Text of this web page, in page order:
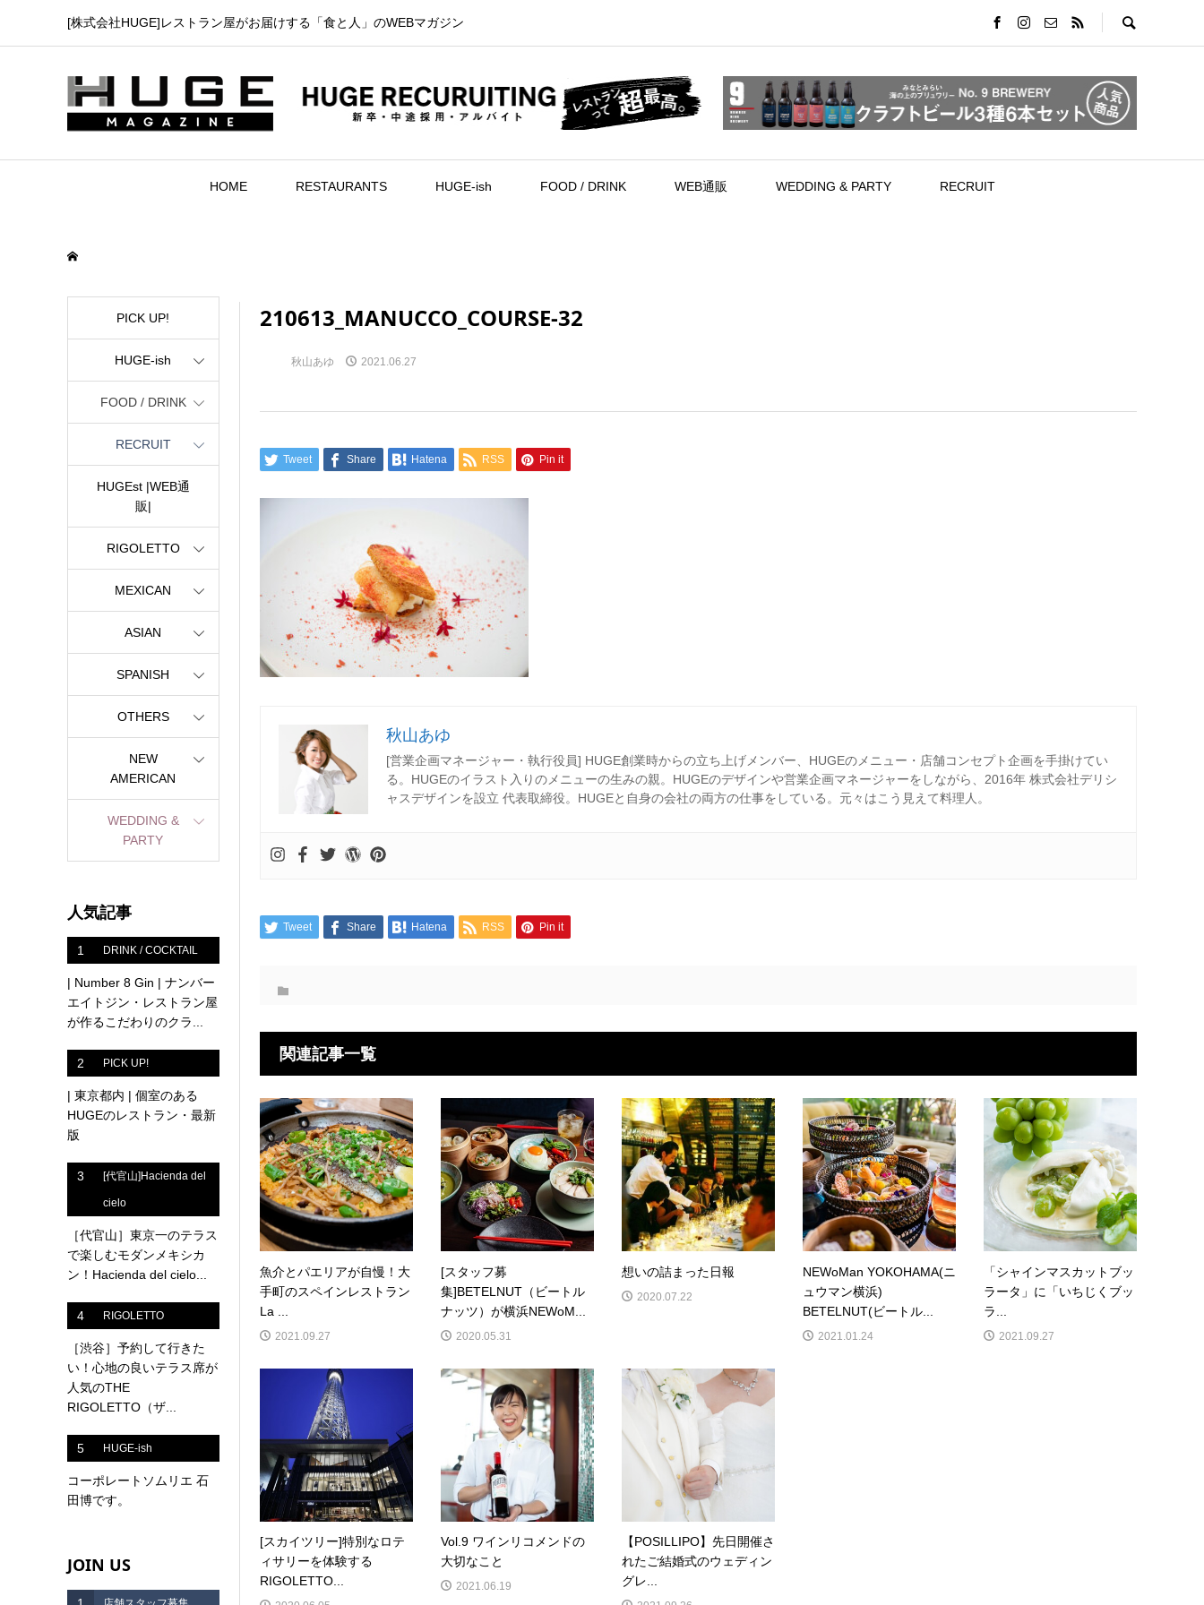
[株式会社HUGE]レストラン屋がお届けする「食と人」のWEBマガジン
HOME RESTAURANTS HUGE-ish FOOD / DRINK WEB通販 WEDDING & PARTY RECRUIT
210613_MANUCCO_COURSE-32
秋山あゆ 2021.06.27
Tweet Share Hatena RSS Pin it
秋山あゆ
[営業企画マネージャー・執行役員] HUGE創業時からの立ち上げメンバー、HUGEのメニュー・店舗コンセプト企画を手掛けてい
る。HUGEのイラスト入りのメニューの生みの親。HUGEのデザインや営業企画マネージャーをしながら、2016年 株式会社デリシ
ャスデザインを設立 代表取締役。HUGEと自身の会社の両方の仕事をしている。元々はこう見えて料理人。
Tweet Share Hatena RSS Pin it
関連記事一覧
魚介とパエリアが自慢！大
手町のスペインレストラン
La ...
2021.09.27
[スタッフ募
集]BETELNUT（ビートル
ナッツ）が横浜NEWoM...
2020.05.31
想いの詰まった日報
2020.07.22
NEWoMan YOKOHAMA(ニ
ュウマン横浜)
BETELNUT(ビートル...
2021.01.24
「シャインマスカットブッ
ラータ」に「いちじくブッ
ラ...
2021.09.27
[スカイツリー]特別なロテ
ィサリーを体験する
RIGOLETTO...
Vol.9 ワインリコメンドの
大切なこと
2021.06.19
【POSILLIPO】先日開催さ
れたご結婚式のウェディン
グレ...
PICK UP!
HUGE-ish
FOOD / DRINK
RECRUIT
HUGEst |WEB通
販|
RIGOLETTO
MEXICAN
ASIAN
SPANISH
OTHERS
NEW
AMERICAN
WEDDING &
PARTY
人気記事
1 DRINK / COCKTAIL
| Number 8 Gin | ナンバー
エイトジン・レストラン屋
が作るこだわりのクラ...
2 PICK UP!
| 東京都内 | 個室のある
HUGEのレストラン・最新
版
3 [代官山]Hacienda del
cielo
［代官山］東京一のテラス
で楽しむモダンメキシカ
ン！Hacienda del cielo...
4 RIGOLETTO
［渋谷］予約して行きた
い！心地の良いテラス席が
人気のTHE
RIGOLETTO（ザ...
5 HUGE-ish
コーポレートソムリエ 石
田博です。
JOIN US